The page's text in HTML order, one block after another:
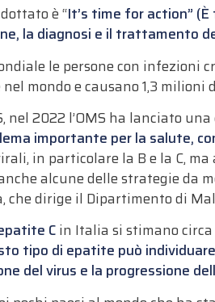
è “It’s time for action”
la diagnosi e il trattamento
le persone con infezioni
mondo e causano 1,3 milioni
nel 2022 l’OMS ha lanciato
importante per la salute,
in particolare la B e la C,
alcune delle strategie da
che dirige il Dipartimento di
Cin Italia si stimano
tipo di epatite può
del virus e la progressione